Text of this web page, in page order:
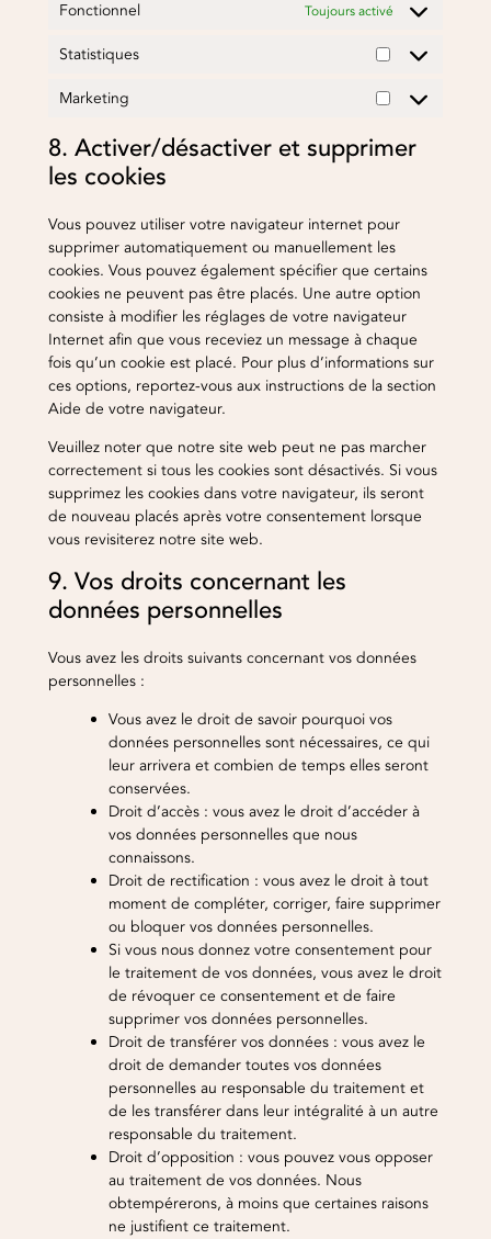
Fonctionnel Toujours activé
Statistiques
Statistiques
Marketing
Marketing
8. Activer/désactiver et supprimer
les cookies
Vous pouvez utiliser votre navigateur internet pour
supprimer automatiquement ou manuellement les
cookies. Vous pouvez également spécifier que certains
cookies ne peuvent pas être placés. Une autre option
consiste à modifier les réglages de votre navigateur
Internet afin que vous receviez un message à chaque
fois qu’un cookie est placé. Pour plus d’informations sur
ces options, reportez-vous aux instructions de la section
Aide de votre navigateur.
Veuillez noter que notre site web peut ne pas marcher
correctement si tous les cookies sont désactivés. Si vous
supprimez les cookies dans votre navigateur, ils seront
de nouveau placés après votre consentement lorsque
vous revisiterez notre site web.
9. Vos droits concernant les
données personnelles
Vous avez les droits suivants concernant vos données
personnelles :
Vous avez le droit de savoir pourquoi vos
données personnelles sont nécessaires, ce qui
leur arrivera et combien de temps elles seront
conservées.
Droit d’accès : vous avez le droit d’accéder à
vos données personnelles que nous
connaissons.
Droit de rectification : vous avez le droit à tout
moment de compléter, corriger, faire supprimer
ou bloquer vos données personnelles.
Si vous nous donnez votre consentement pour
le traitement de vos données, vous avez le droit
de révoquer ce consentement et de faire
supprimer vos données personnelles.
Droit de transférer vos données : vous avez le
droit de demander toutes vos données
personnelles au responsable du traitement et
de les transférer dans leur intégralité à un autre
responsable du traitement.
Droit d’opposition : vous pouvez vous opposer
au traitement de vos données. Nous
obtempérerons, à moins que certaines raisons
ne justifient ce traitement.